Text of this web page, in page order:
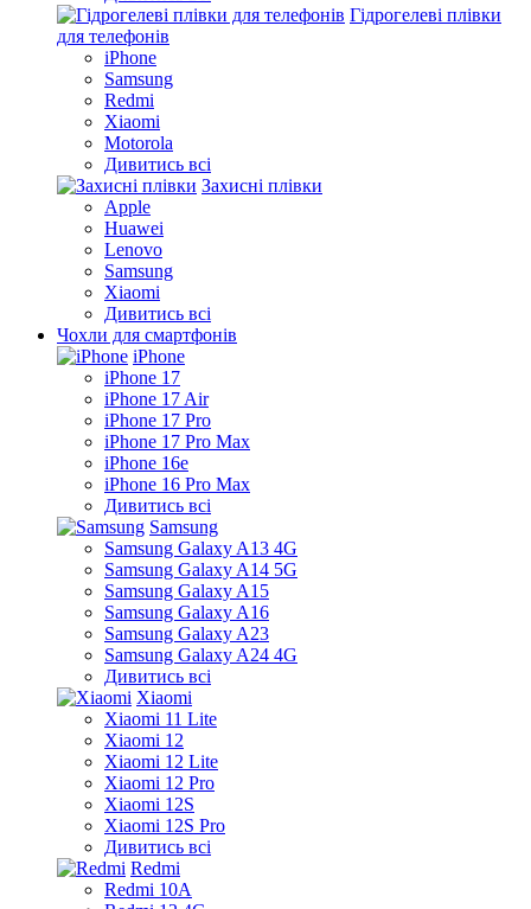
Гідрогелеві плівки
для телефонів
iPhone
Samsung
Redmi
Xiaomi
Motorola
Дивитись всі
Захисні плівки
Apple
Huawei
Lenovo
Samsung
Xiaomi
Дивитись всі
Чохли для смартфонів
iPhone
iPhone 17
iPhone 17 Air
iPhone 17 Pro
iPhone 17 Pro Max
iPhone 16e
iPhone 16 Pro Max
Дивитись всі
Samsung
Samsung Galaxy A13 4G
Samsung Galaxy A14 5G
Samsung Galaxy A15
Samsung Galaxy A16
Samsung Galaxy A23
Samsung Galaxy A24 4G
Дивитись всі
Xiaomi
Xiaomi 11 Lite
Xiaomi 12
Xiaomi 12 Lite
Xiaomi 12 Pro
Xiaomi 12S
Xiaomi 12S Pro
Дивитись всі
Redmi
Redmi 10A